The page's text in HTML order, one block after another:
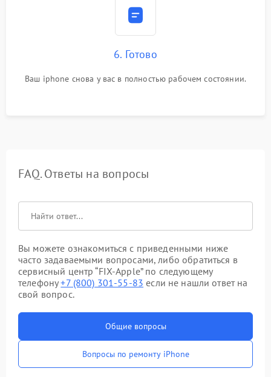
6. Готово
Ваш iphone снова у вас в полностью рабочем состоянии.
FAQ. Ответы на вопросы
Вы можете ознакомиться с приведенными ниже
часто задаваемыми вопросами, либо обратиться в
сервисный центр “FIX-Apple” по следующему
телефону+7 (800) 301-55-83 если не нашли ответ на
свой вопрос.
Общие вопросы
Вопросы по ремонту iPhone